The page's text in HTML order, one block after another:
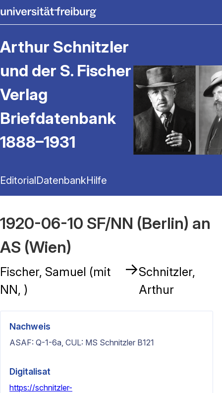
Arthur Schnitzler
und der S. Fischer
Verlag
Briefdatenbank
1888–1931
EditorialDatenbankHilfe
1920-06-10 SF/NN (Berlin) an
AS (Wien)
Fischer, Samuel (mit
NN, )
→Schnitzler,
Arthur
Nachweis
ASAF: Q-1-6a, CUL: MS Schnitzler B121
Digitalisat
https://schnitzler-